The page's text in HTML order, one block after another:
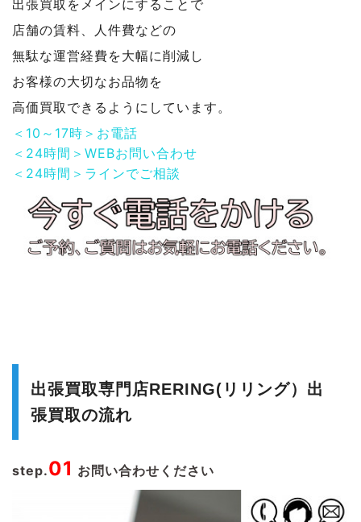
出張買取をメインにすることで
店舗の賃料、人件費などの
無駄な運営経費を大幅に削減し
お客様の大切なお品物を
高価買取できるようにしています。
＜10～17時＞お電話
＜24時間＞WEBお問い合わせ
＜24時間＞ラインでご相談
出張買取専門店RERING(リリング）出
張買取の流れ
step.01 お問い合わせください